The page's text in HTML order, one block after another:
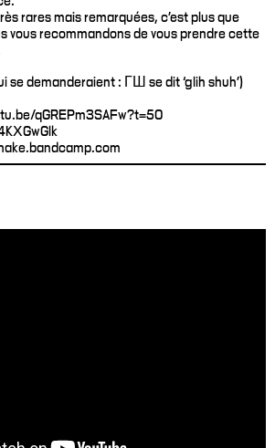
rares mais remarquées, c’est plus que
vous recommandons de vous prendre cette
se demanderaient : ГШ se dit ‘glih shuh’)
qGREPm3SAFw?t=50